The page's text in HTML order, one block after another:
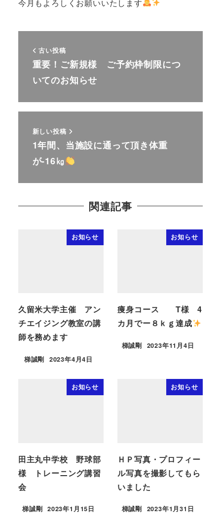
今月もよろしくお願いいたします
古い投稿
重要！ご新規様 ご予約枠制限につ
いてのお知らせ
新しい投稿
1年間、当施設に通って頂き体重
が-16㎏
関連記事
お知らせ
久留米大学主催 アン
チエイジング教室の講
師を務めます
梯誠剛 2023年4月4日
お知らせ
痩身コース T様 4
カ月でー８ｋｇ達成
梯誠剛 2023年11月4日
お知らせ
田主丸中学校 野球部
様 トレーニング講習
会
梯誠剛 2023年1月15日
お知らせ
ＨＰ写真・プロフィー
ル写真を撮影してもら
いました
梯誠剛 2023年1月31日